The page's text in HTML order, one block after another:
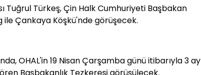
Tuğrul Türkeş, Çin Halk Cumhuriyeti Başbakan
ile Çankaya Köşkü'nde görüşecek.
OHAL'in 19 Nisan Çarşamba günü itibarıyla 3 ay